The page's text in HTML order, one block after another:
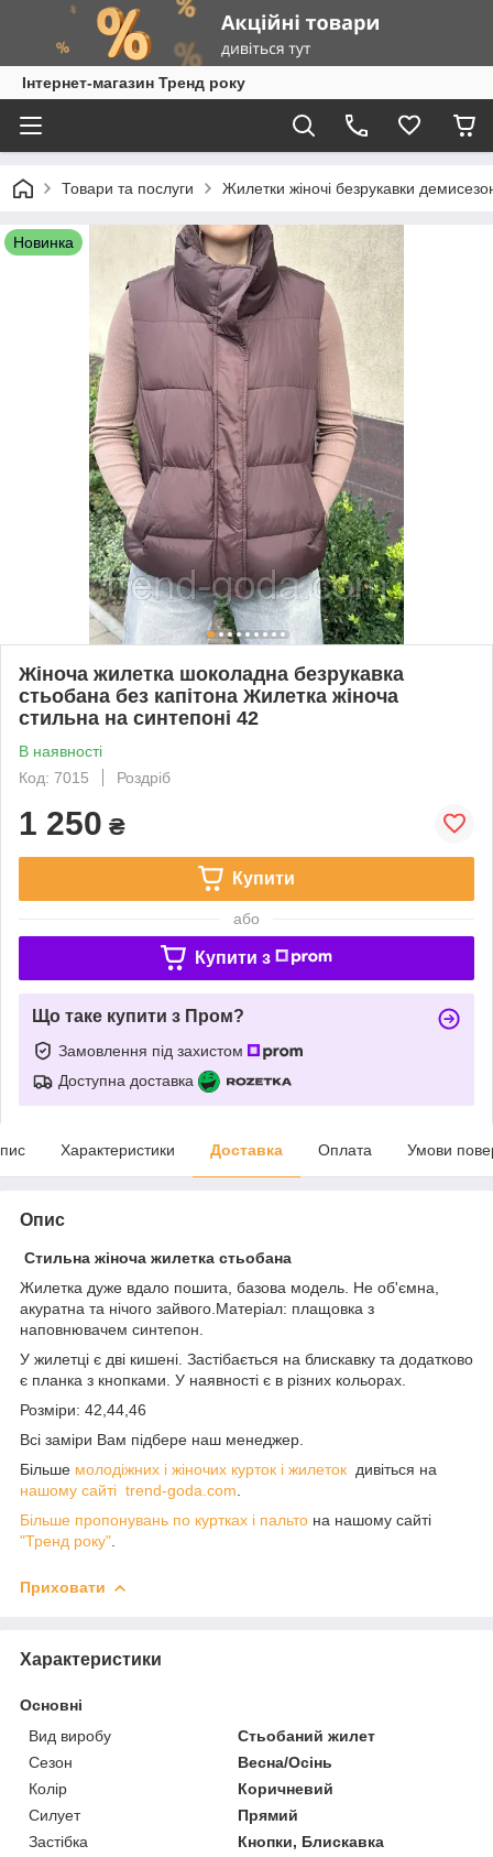
Інтернет-магазин Тренд року
Товари та послуги Жилетки жіночі безрукавки
Новинка
Жіноча жилетка шоколадна безрукавка
стьобана без капітона Жилетка жіноча
стильна на синтепоні 42
В наявності
Код: 7015
Роздріб
1 250 ₴
Купити
або
Купити з
Що таке купити з Пром?
Замовлення під захистом
Доступна доставка
Характеристики Доставка Оплата Умови
Опис
Стильна жіноча жилетка стьобана
Жилетка дуже вдало пошита, базова модель. Не об'ємна,
акуратна та нічого зайвого.Матеріал: плащовка з
наповнювачем синтепон.
У жилетці є дві кишені. Застібається на блискавку та додатково
є планка з кнопками. У наявності є в різних кольорах.
Розміри: 42,44,46
Всі заміри Вам підбере наш менеджер.
Більше молодіжних і жіночих курток і жилеток дивіться на
нашому сайті trend-goda.com
Більше пропонувань по куртках і пальто на нашому сайті
"Тренд року"
Приховати
Характеристики
Основні
Вид виробу
Стьобаний жилет
Сезон
Весна/Осінь
Колір
Коричневий
Силует
Прямий
Застібка
Кнопки, Блискавка